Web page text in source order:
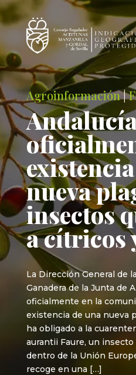
Agroinformación|
nueva
insectos
a cítricos
La Dirección General de
Ganadera de la Junta de
oficialmente en la
existencia de una nueva
ha obligado a la
aurantii Faure, un
dentro de la Unión
recoge en una […]